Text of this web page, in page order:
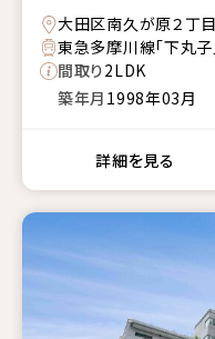
大田区南久が原２丁目
東急多摩川線「下丸
間取り2LDK
築年月 1998年03月
詳細を見る